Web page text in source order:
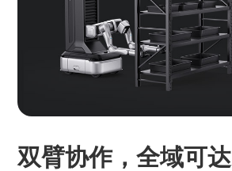
双臂协作，全域可达